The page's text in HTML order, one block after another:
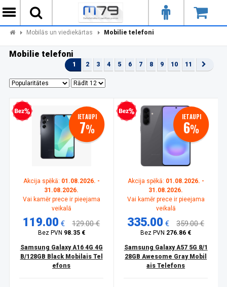
Mobilās un viediekārtas Mobilie telefoni
Mobilie telefoni
1 2 3 4 5 6 7 8 9 10 11
kredīts IETAUPI
7%
Akcija spēkā: 01.08.2026. -
31.08.2026.
Vai kamēr prece ir pieejama
veikalā
119.00 € 129.00 €
Bez PVN 98.35 €
Samsung Galaxy A16 4G 4G
B/128GB Black Mobilais Tel
efons
Bezprocentu kredīts IETAUPI
6%
Akcija spēkā: 01.08.2026. -
31.08.2026.
Vai kamēr prece ir pieejama
veikalā
335.00 € 359.00 €
Bez PVN 276.86 €
Samsung Galaxy A57 5G 8/1
28GB Awesome Gray Mobil
ais Telefons